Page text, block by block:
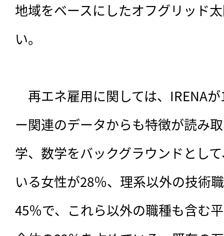
地域をベースにしたオフグリッド
い。
再エネ雇用に関しては、IRENA
ー関連のデータからも特徴が読み
学、数学をバックグラウンドとし
いる女性が28％、理系以外の技術
45％で、これら以外の職種も含む